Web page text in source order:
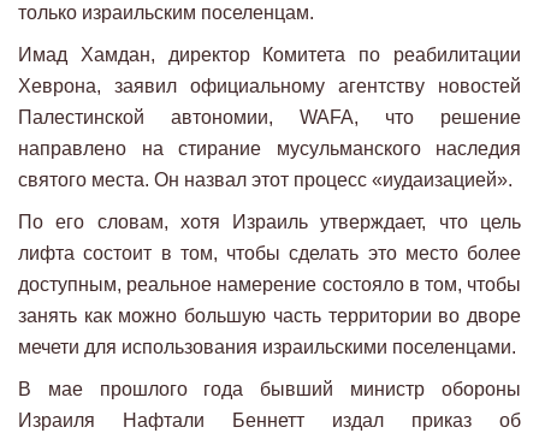
только израильским поселенцам.
Имад Хамдан, директор Комитета по реабилитации
Хеврона, заявил официальному агентству новостей
Палестинской автономии, WAFA, что решение
направлено на стирание мусульманского наследия
святого места. Он назвал этот процесс «иудаизацией».
По его словам, хотя Израиль утверждает, что цель
лифта состоит в том, чтобы сделать это место более
доступным, реальное намерение состояло в том, чтобы
занять как можно большую часть территории во дворе
мечети для использования израильскими поселенцами.
В мае прошлого года бывший министр обороны
Израиля Нафтали Беннетт издал приказ об